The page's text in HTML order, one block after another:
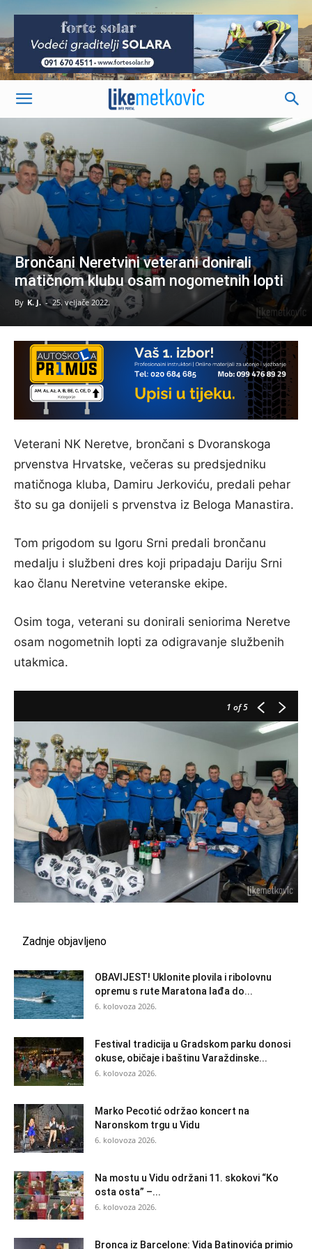
-
Brončani Neretvini veterani donirali
matičnom klubu osam nogometnih lopti
By K. J. - 25. veljače 2022.
Veterani NK Neretve, brončani s Dvoranskoga
prvenstva Hrvatske, večeras su predsjedniku
matičnoga kluba, Damiru Jerkoviću, predali pehar
što su ga donijeli s prvenstva iz Beloga Manastira.
Tom prigodom su Igoru Srni predali brončanu
medalju i službeni dres koji pripadaju Dariju Srni
kao članu Neretvine veteranske ekipe.
Osim toga, veterani su donirali seniorima Neretve
osam nogometnih lopti za odigravanje službenih
utakmica.
1 of 5
Zadnje objavljeno
OBAVIJEST! Uklonite plovila i ribolovnu
opremu s rute Maratona lađa do...
6. kolovoza 2026.
Festival tradicija u Gradskom parku donosi
okuse, običaje i baštinu Varaždinske...
6. kolovoza 2026.
Marko Pecotić održao koncert na
Naronskom trgu u Vidu
6. kolovoza 2026.
Na mostu u Vidu održani 11. skokovi “Ko
osta osta” –...
6. kolovoza 2026.
Bronca iz Barcelone: Vida Batinovića primio